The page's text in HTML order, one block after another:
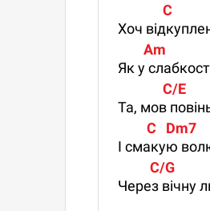
C
Хоч
Am
Як у
C/E
Та, мов
C   Dm7
І смакую
C/G
Через вічну